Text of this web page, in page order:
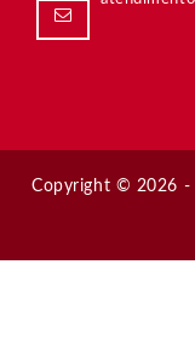
Copyright © 2026 -